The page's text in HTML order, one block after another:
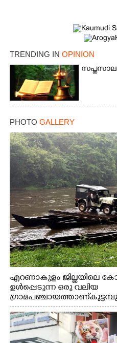
TRENDING IN OPINION
PHOTO GALLERY
എറണാകുളം ജില്ലയിലെ
ഉൾപ്പെടുന്ന ഒരു വലിയ
ഗ്രാമപഞ്ചായത്താണ്
ആദിവാസി ഊരുകളായ
ഉറിയംപെട്ടി, തേക്കല്ല്,
സ്ഥലങ്ങളിലേക്കുള്ള
കാണുന്ന കടത്ത് വള്ളം